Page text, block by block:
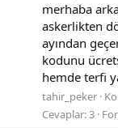
merhaba
askerlikten
ayından
kodunu
hemde terfi
tahir_peker
Cevaplar: 3